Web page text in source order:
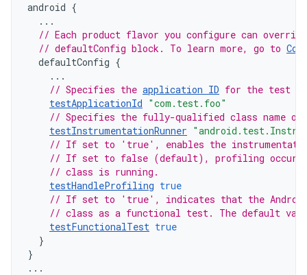
android {
...
// Each product flavor you configure can
// defaultConfig block. To learn more, go to
defaultConfig {
...
// Specifies the application ID for the test
testApplicationId "com.test.foo"
// Specifies the fully-qualified class name of
testInstrumentationRunner
// If set to 'true', enables the
// If set to false (default), profiling occurs
// class is running.
testHandleProfiling true
// If set to 'true', indicates that the Android
// class as a functional test. The default
testFunctionalTest true
}
}
...